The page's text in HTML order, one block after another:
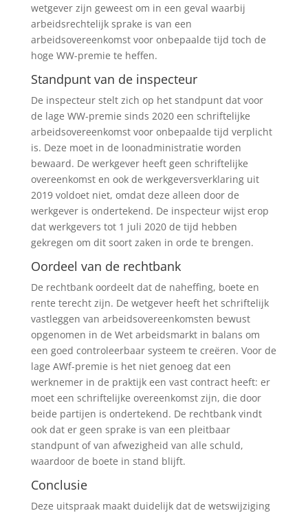
wetgever zijn geweest om in een geval waarbij
arbeidsrechtelijk sprake is van een
arbeidsovereenkomst voor onbepaalde tijd toch de
hoge WW-premie te heffen.
Standpunt van de inspecteur
De inspecteur stelt zich op het standpunt dat voor
de lage WW-premie sinds 2020 een schriftelijke
arbeidsovereenkomst voor onbepaalde tijd verplicht
is. Deze moet in de loonadministratie worden
bewaard. De werkgever heeft geen schriftelijke
overeenkomst en ook de werkgeversverklaring uit
2019 voldoet niet, omdat deze alleen door de
werkgever is ondertekend. De inspecteur wijst erop
dat werkgevers tot 1 juli 2020 de tijd hebben
gekregen om dit soort zaken in orde te brengen.
Oordeel van de rechtbank
De rechtbank oordeelt dat de naheffing, boete en
rente terecht zijn. De wetgever heeft het schriftelijk
vastleggen van arbeidsovereenkomsten bewust
opgenomen in de Wet arbeidsmarkt in balans om
een goed controleerbaar systeem te creëren. Voor de
lage AWf-premie is het niet genoeg dat een
werknemer in de praktijk een vast contract heeft: er
moet een schriftelijke overeenkomst zijn, die door
beide partijen is ondertekend. De rechtbank vindt
ook dat er geen sprake is van een pleitbaar
standpunt of van afwezigheid van alle schuld,
waardoor de boete in stand blijft.
Conclusie
Deze uitspraak maakt duidelijk dat de wetswijziging